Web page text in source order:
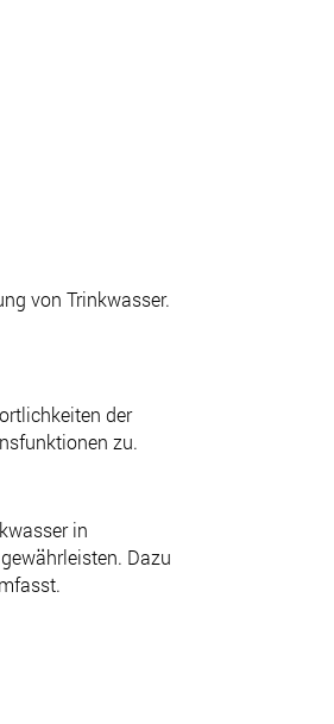
von Trinkwasser.
der
zu.
in
Dazu